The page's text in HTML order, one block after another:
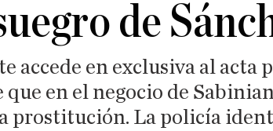
de
accede en exclusiva al acta
que en el negocio de
prostitución. La policía